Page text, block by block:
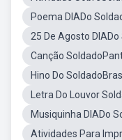
Poema DIADo
25 De Agosto
Canção
Hino Do
Letra Do Louvor
Musiquinha DIADo
Atividades Para